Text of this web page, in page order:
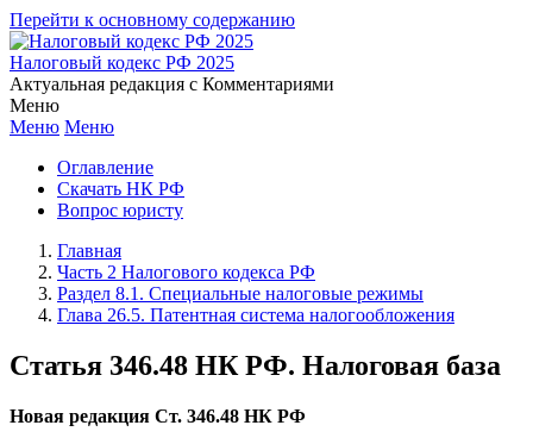
Перейти к основному содержанию
Налоговый кодекс РФ 2025
Актуальная редакция с Комментариями
Меню
Меню Меню
Оглавление
Скачать НК РФ
Вопрос юристу
Главная
Часть 2 Налогового кодекса РФ
Раздел 8.1. Специальные налоговые режимы
Глава 26.5. Патентная система налогообложения
Статья 346.48 НК РФ. Налоговая база
Новая редакция Ст. 346.48 НК РФ